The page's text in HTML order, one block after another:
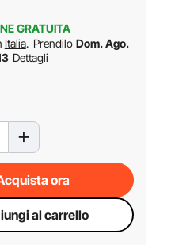
GRATUITA
Italia. Prendilo Dom. Ago.
Dettagli
ora
al carrello